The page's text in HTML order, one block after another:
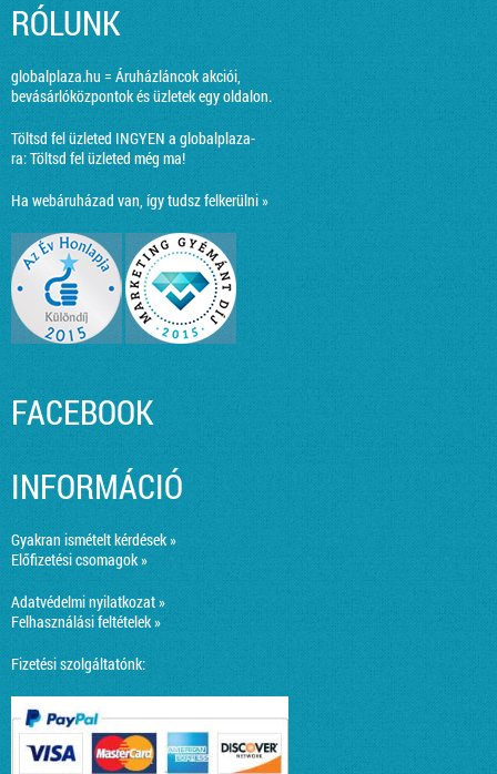
RÓLUNK
globalplaza.hu = Áruházláncok akciói,
bevásárlóközpontok és üzletek egy oldalon.
Töltsd fel üzleted INGYEN a globalplaza-
ra:Töltsd fel üzleted még ma!
Ha webáruházad van, így tudsz felkerülni »
FACEBOOK
INFORMÁCIÓ
Gyakran ismételt kérdések »
Előfizetési csomagok »
Adatvédelmi nyilatkozat »
Felhasználási feltételek »
Fizetési szolgáltatónk: